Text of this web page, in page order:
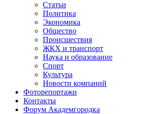
Статьи
Политика
Экономика
Общество
Происшествия
ЖКХ и транспорт
Наука и образование
Спорт
Культура
Новости компаний
Фоторепортажи
Контакты
Форум Академгородка